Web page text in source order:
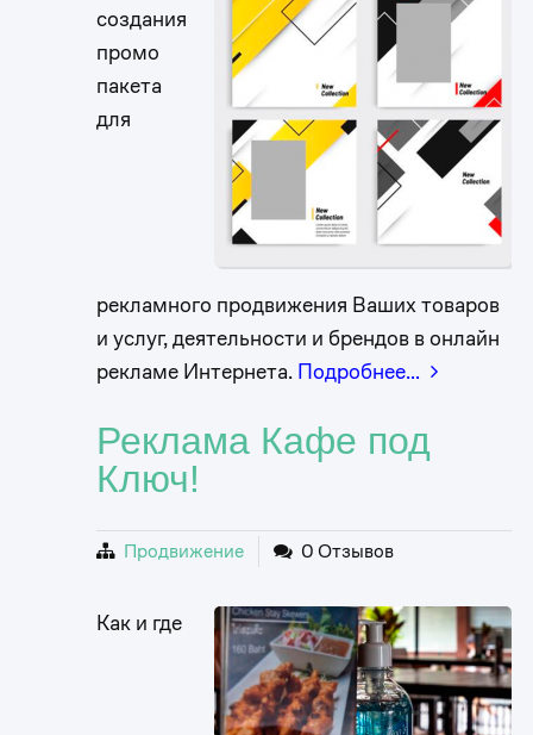
создания
промо
пакета
для
рекламного продвижения Ваших товаров
и услуг, деятельности и брендов в онлайн
рекламе Интернета. Подробнее…
Реклама Кафе под
Ключ!
Продвижение 0 Отзывов
Как и где